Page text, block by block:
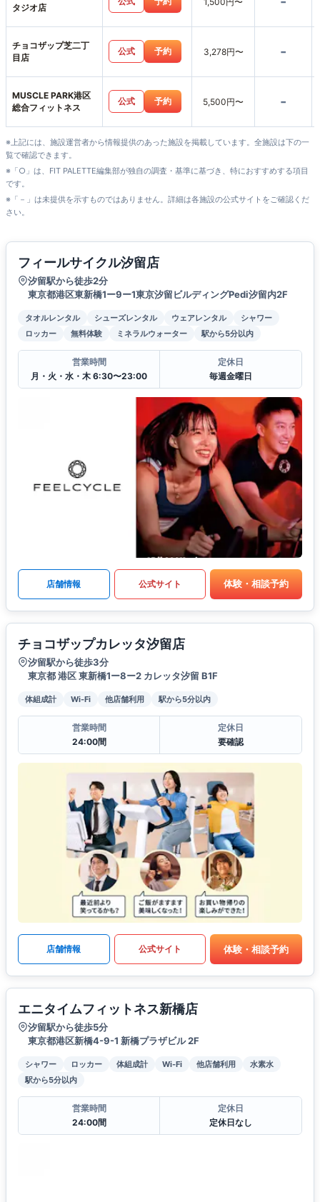
タジオ店
チョコザップ芝二丁
目店
公式 予約 3,278円〜 -
MUSCLE PARK港区
総合フィットネス
公式 予約 5,500円〜 -
※上記には、施設運営者から情報提供のあった施設を掲載しています。全施設は下の一
覧で確認できます。
※「○」は、FIT PALETTE編集部が独自の調査・基準に基づき、特におすすめする項目
です。
※「－」は未提供を示すものではありません。詳細は各施設の公式サイトをご確認くだ
さい。
フィールサイクル汐留店
汐留駅から徒歩2分
東京都港区東新橋1ー9ー1東京汐留ビルディングPedi汐留内2F
タオルレンタル シューズレンタル ウェアレンタル
シャワー
ロッカー
無料体験 ミネラルウォーター 駅から5分以内
営業時間
月・火・水・木 6:30〜23:00
定休日
毎週金曜日
店舗情報 公式サイト 体験・相談予約
チョコザップカレッタ汐留店
汐留駅から徒歩3分
東京都 港区 東新橋1ー8ー2 カレッタ汐留 B1F
体組成計 Wi-Fi 他店舗利用 駅から5分以内
営業時間
24:00間
定休日
要確認
店舗情報 公式サイト 体験・相談予約
エニタイムフィットネス新橋店
汐留駅から徒歩5分
東京都港区新橋4-9-1 新橋プラザビル 2F
シャワー ロッカー 体組成計 Wi-Fi 他店舗利用
水素水
駅から5分以内
営業時間
24:00間
定休日
定休日なし